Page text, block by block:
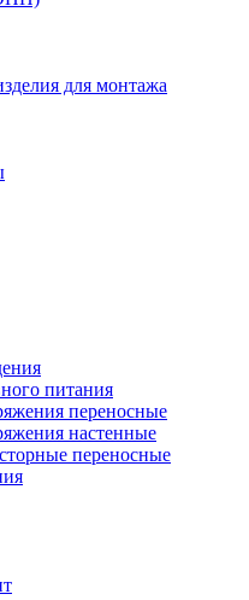
для монтажа
питания
переносные
настенные
переносные